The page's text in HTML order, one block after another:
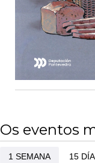
Os eventos
1 SEMANA 15